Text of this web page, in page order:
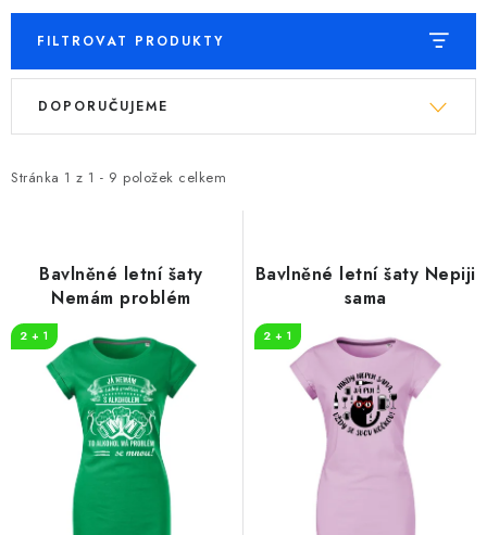
FILTROVAT PRODUKTY
V
i
d
Stránka 1 z 1 - 9 položek celkem
Ř
e
o
DOPORUČUJEME
Bavlněné letní šaty
Nemám problém
2 + 1
Bavlněné letní šaty Nepiji
sama
2 + 1